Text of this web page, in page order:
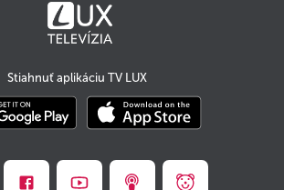
Stiahnuť aplikáciu TV LUX